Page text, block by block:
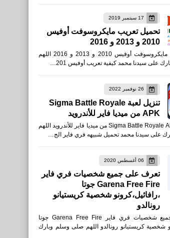
17 سبتمبر 2019
تحميل تعريب مايكروسوفت أوفيس
2010 و 2013 و 2016
تحميل تعريب مايكروسوفت أوفيس 2010 و 2013 و 2016 اللهم
على سيدنا محمد كيفية تعريب أوفيس 201…
26 نوفمبر 2022
تنزيل لعبة Sigma Battle Royale
APK من ميديا فاير للأندرويد
تنزيل لعبة Sigma Battle Royale APK من ميديا فاير للأندرويد اللهم
على سيدنا محمد تحميل شبيهه فري فاير الج…
06 أغسطس 2020
تعرف على جميع شخصيات فري فاير
Garena Free Fire جوتا
،رافائيل،كرونو شخصية كريستيانو
رونالدو
تعرف على جميع شخصيات فري فاير Garena Free Fire جوتا
شخصية كريستيانو رونالدو اللهم صلى وسلم وبارك
تحميل تطبيق Booster Fire
GFX لتسريع لعبة فري فاير
برامج قفل التطبيقات